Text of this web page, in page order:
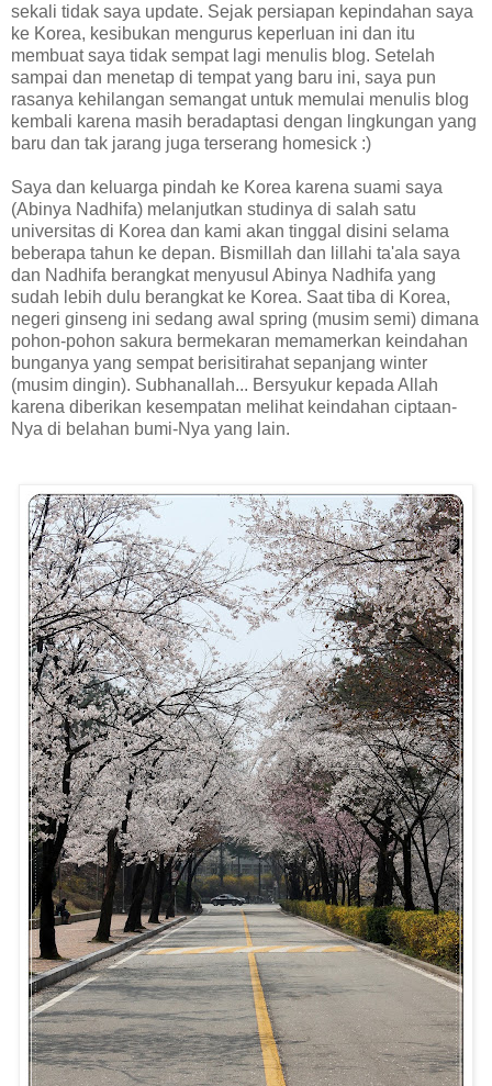
sekali tidak saya update. Sejak persiapan kepindahan saya
ke Korea, kesibukan mengurus keperluan ini dan itu
membuat saya tidak sempat lagi menulis blog. Setelah
sampai dan menetap di tempat yang baru ini, saya pun
rasanya kehilangan semangat untuk memulai menulis blog
kembali karena masih beradaptasi dengan lingkungan yang
baru dan tak jarang juga terserang homesick :)
Saya dan keluarga pindah ke Korea karena suami saya
(Abinya Nadhifa) melanjutkan studinya di salah satu
universitas di Korea dan kami akan tinggal disini selama
beberapa tahun ke depan. Bismillah dan lillahi ta'ala saya
dan Nadhifa berangkat menyusul Abinya Nadhifa yang
sudah lebih dulu berangkat ke Korea. Saat tiba di Korea,
negeri ginseng ini sedang awal spring (musim semi) dimana
pohon-pohon sakura bermekaran memamerkan keindahan
bunganya yang sempat berisitirahat sepanjang winter
(musim dingin). Subhanallah... Bersyukur kepada Allah
karena diberikan kesempatan melihat keindahan ciptaan-
Nya di belahan bumi-Nya yang lain.